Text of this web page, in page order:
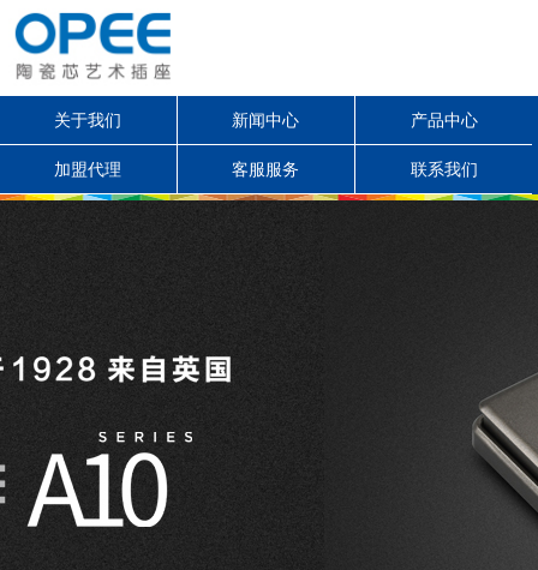
关于我们 新闻中心 产品中心
加盟代理 客服服务 联系我们